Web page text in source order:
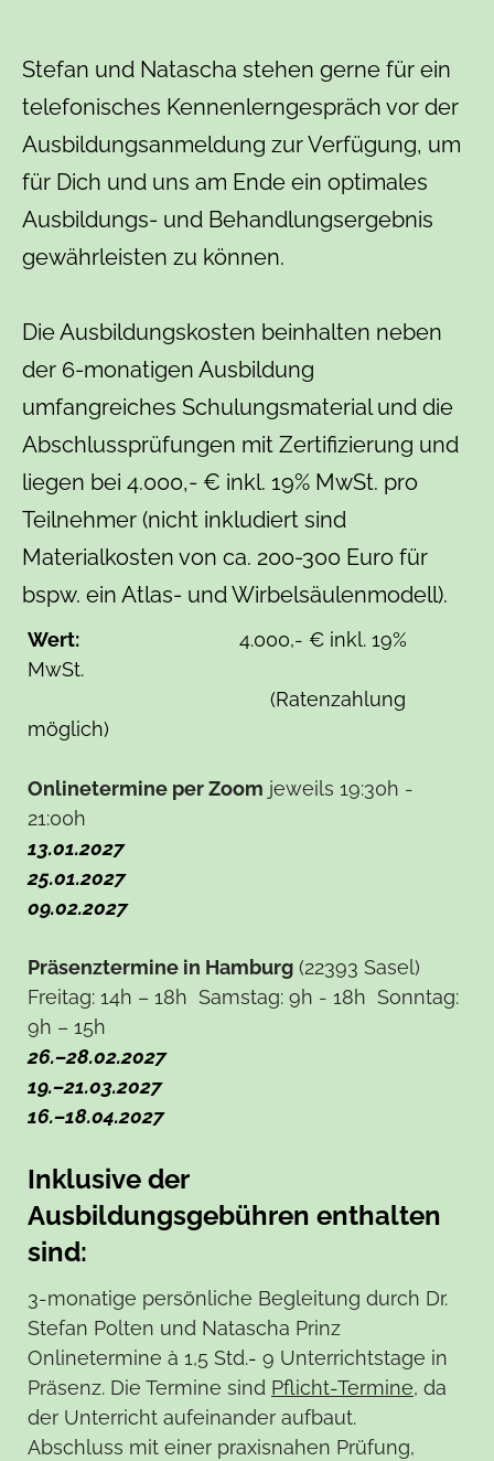
Stefan und Natascha stehen gerne für ein
telefonisches Kennenlerngespräch vor der
Ausbildungsanmeldung zur Verfügung, um
für Dich und uns am Ende ein optimales
Ausbildungs- und Behandlungsergebnis
gewährleisten zu können.
Die Ausbildungskosten beinhalten neben
der 6-monatigen Ausbildung
umfangreiches Schulungsmaterial und die
Abschlussprüfungen mit Zertifizierung und
liegen bei 4.000,- € inkl. 19% MwSt. pro
Teilnehmer (nicht inkludiert sind
Materialkosten von ca. 200-300 Euro für
bspw. ein Atlas- und Wirbelsäulenmodell).
Wert:
4.000,- € inkl. 19%
MwSt.
(Ratenzahlung
möglich)
Onlinetermine per Zoom jeweils 19:30h -
21:00h
13.01.2027
25.01.2027
09.02.2027
Präsenztermine in Hamburg (22393 Sasel)
Freitag: 14h – 18h Samstag: 9h - 18h Sonntag:
9h – 15h
26.–28.02.2027
19.–21.03.2027
16.–18.04.2027
Inklusive der
Ausbildungsgebühren enthalten
sind:
3-monatige persönliche Begleitung durch Dr.
Stefan Polten und Natascha Prinz
Onlinetermine à 1,5 Std.- 9 Unterrichtstage in
Präsenz. Die Termine sind Pflicht-Termine, da
der Unterricht aufeinander aufbaut.
Abschluss mit einer praxisnahen Prüfung,